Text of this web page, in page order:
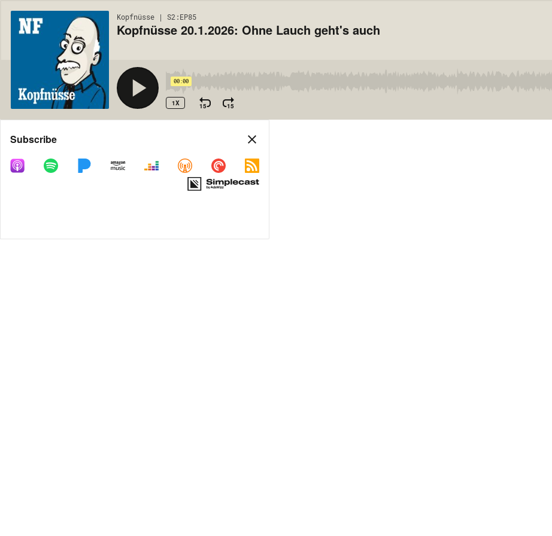
Kopfnüsse | S2:EP85
Kopfnüsse 20.1.2026: Ohne Lauch geht's auch
00:00
1X 15 15
Share
Subscribe